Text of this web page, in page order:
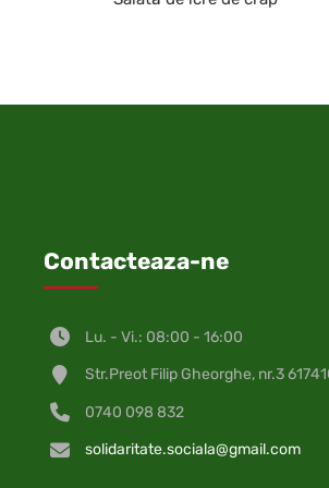
Contacteaza-ne
Lu. - Vi.: 08:00 - 16:00
Str.Preot Filip Gheorghe, nr.3
0740 098 832
solidaritate.sociala@gmail.com